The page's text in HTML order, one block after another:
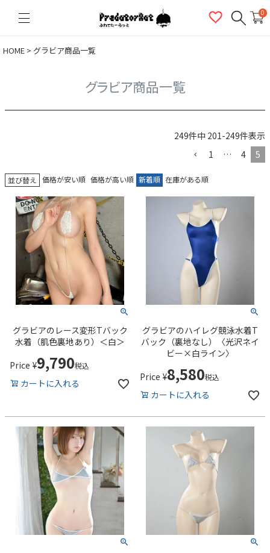
0
HOME グラビア商品一覧
グラビア商品一覧
249件中 201-249件表示
1
… 4 5
並び替え 価格が安い順 価格が高い順 新着順 在庫がある順
グラビアのレース変形Tバック
水着（肌色裏地あり）＜白＞
Price ¥9,790税込
カートに入れる
グラビアのハイレグ競泳水着T
バック（裏地なし）〈光沢ネイ
ビー×白ライン〉
Price ¥8,580税込
カートに入れる